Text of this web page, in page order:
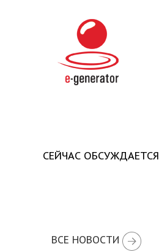
СЕЙЧАС ОБСУЖДАЕТСЯ
ВСЕ НОВОСТИ